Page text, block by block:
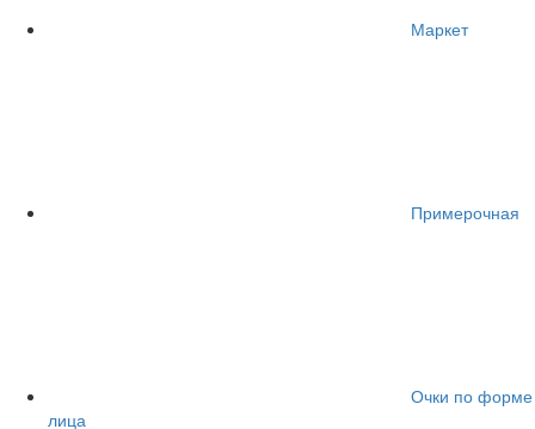
Маркет
Примерочная
Очки по форме
лица